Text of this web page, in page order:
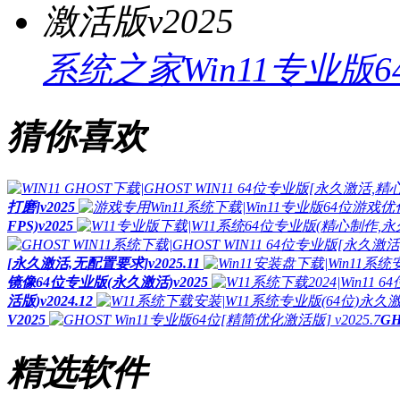
系统之家Win11专业版
猜你喜欢
打磨]v2025
FPS)v2025
[永久激活,无配置要求]v2025.11
镜像64位专业版(永久激活)v2025
活版)v2024.12
V2025
精选软件